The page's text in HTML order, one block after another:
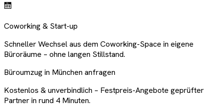
🛗
Coworking & Start-up
Schneller Wechsel aus dem Coworking-Space in eigene
Büroräume – ohne langen Stillstand.
Büroumzug in München anfragen
Kostenlos & unverbindlich – Festpreis-Angebote geprüfter
Partner in rund 4 Minuten.